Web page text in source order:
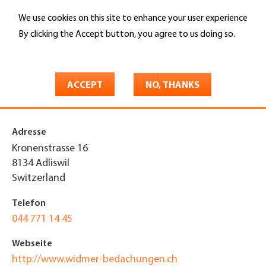
We use cookies on this site to enhance your user experience
By clicking the Accept button, you agree to us doing so.
ACCEPT NO, THANKS
main
Search
Widmer Bedachungen
Adresse
Kronenstrasse 16
8134 Adliswil
Switzerland
Telefon
044 771 14 45
Webseite
http://www.widmer-bedachungen.ch